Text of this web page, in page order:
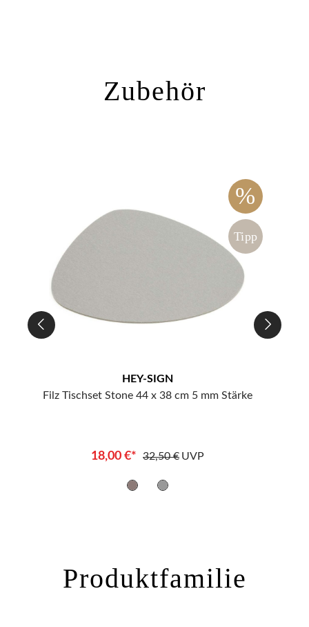
Zubehör
%
Tipp
HEY-SIGN
Filz Tischset Stone 44 x 38 cm 5 mm Stärke
18,00 €* 32,50 € UVP
Produktfamilie